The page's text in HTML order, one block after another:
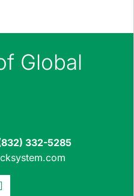
Global
332-5285